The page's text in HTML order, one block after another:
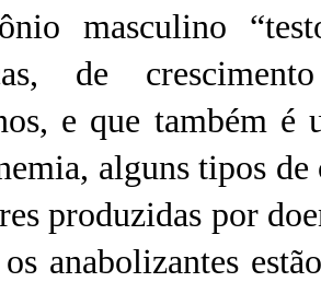
masculino
de
e que também é
alguns tipos
produzidas por
anabolizantes